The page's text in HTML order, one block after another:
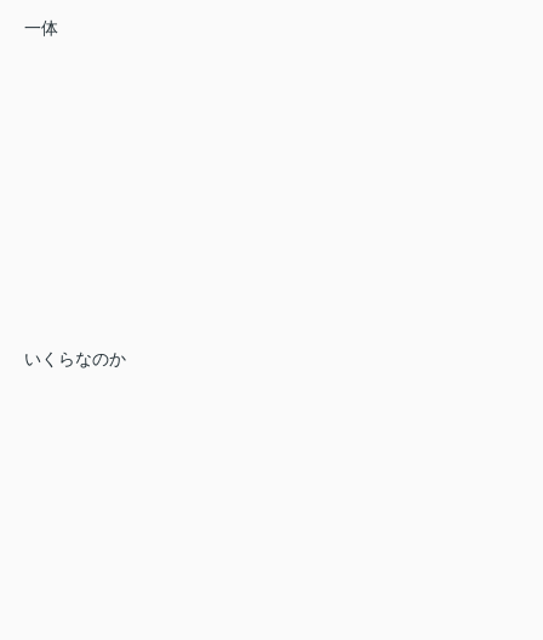
一体
いくらなのか